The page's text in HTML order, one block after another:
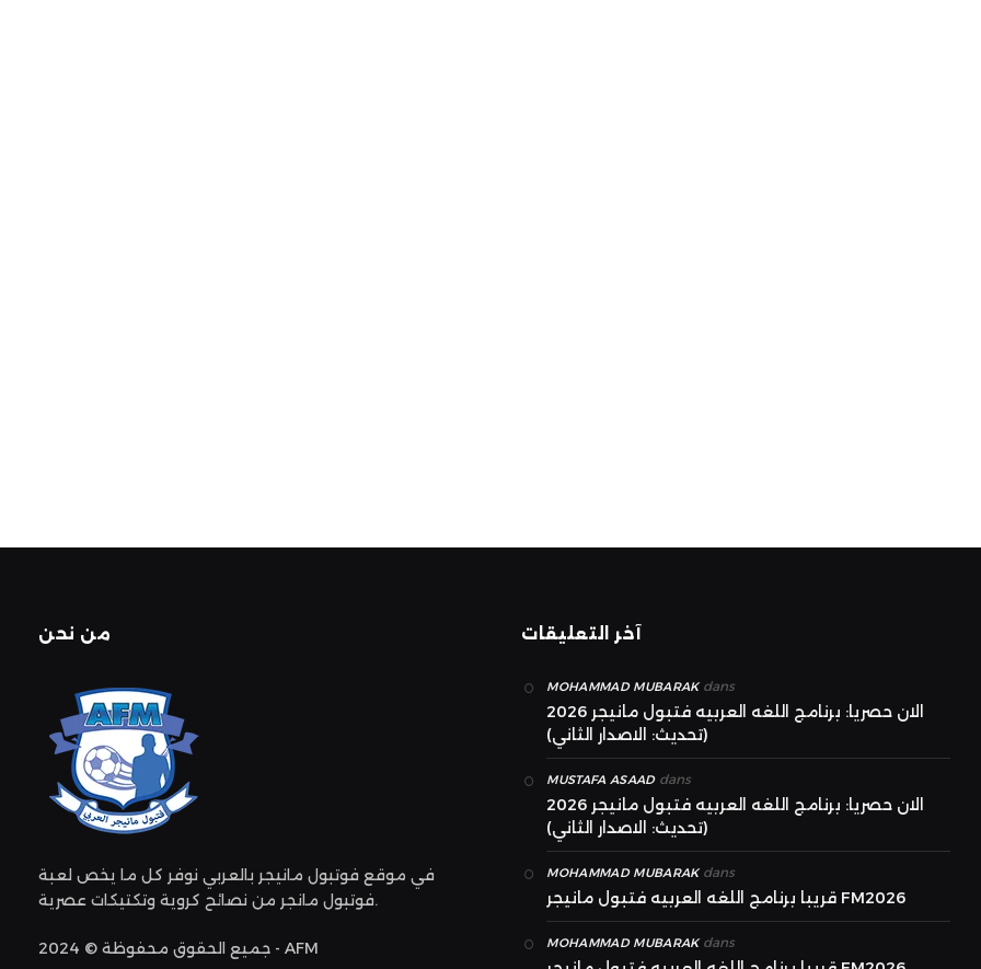
من نحن
في موقع فوتبول مانيجر بالعربي نوفر كل ما يخص لعبة
فوتبول مانجر من نصائح كروية وتكتيكات عصرية.
جميع الحقوق محفوظة © 2024 - AFM
آخر التعليقات
MOHAMMAD MUBARAKdans
الان حصريا: برنامج اللغه العربيه فتبول مانيجر 2026
(تحديث: الاصدار الثاني)
MUSTAFA ASAADdans
الان حصريا: برنامج اللغه العربيه فتبول مانيجر 2026
(تحديث: الاصدار الثاني)
MOHAMMAD MUBARAKdans
قريبا برنامج اللغه العربيه فتبول مانيجر FM2026
MOHAMMAD MUBARAKdans